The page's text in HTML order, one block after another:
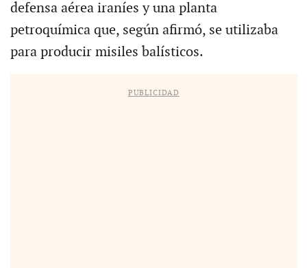
defensa aérea iraníes y una planta
petroquímica que, según afirmó, se utilizaba
para producir misiles balísticos.
PUBLICIDAD